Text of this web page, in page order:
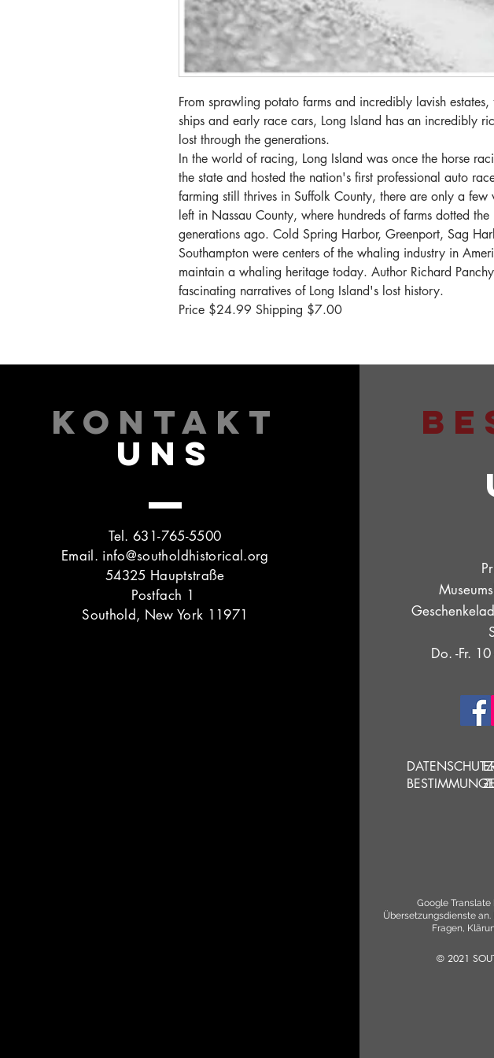
From sprawling potato farms and incredibly lavish
ships and early race cars, Long Island has an incredibly
lost through the generations.
In the world of racing, Long Island was once the horse
the state and hosted the nation's first professional auto
farming still thrives in Suffolk County, there are only a few
left in Nassau County, where hundreds of farms dotted
generations ago. Cold Spring Harbor, Greenport, Sag
Southampton were centers of the whaling industry in
maintain a whaling heritage today. Author Richard
fascinating narratives of Long Island's lost history.
Price $24.99 Shipping $7.00
KONTAKT
UNS
Tel. 631-765-5500
Email. info@southoldhistorical.org
54325 Hauptstraße
Postfach 1
Southold, New York 11971
Do. -Fr.
Google
Übersetzungsdienste
Fragen,
© 2021